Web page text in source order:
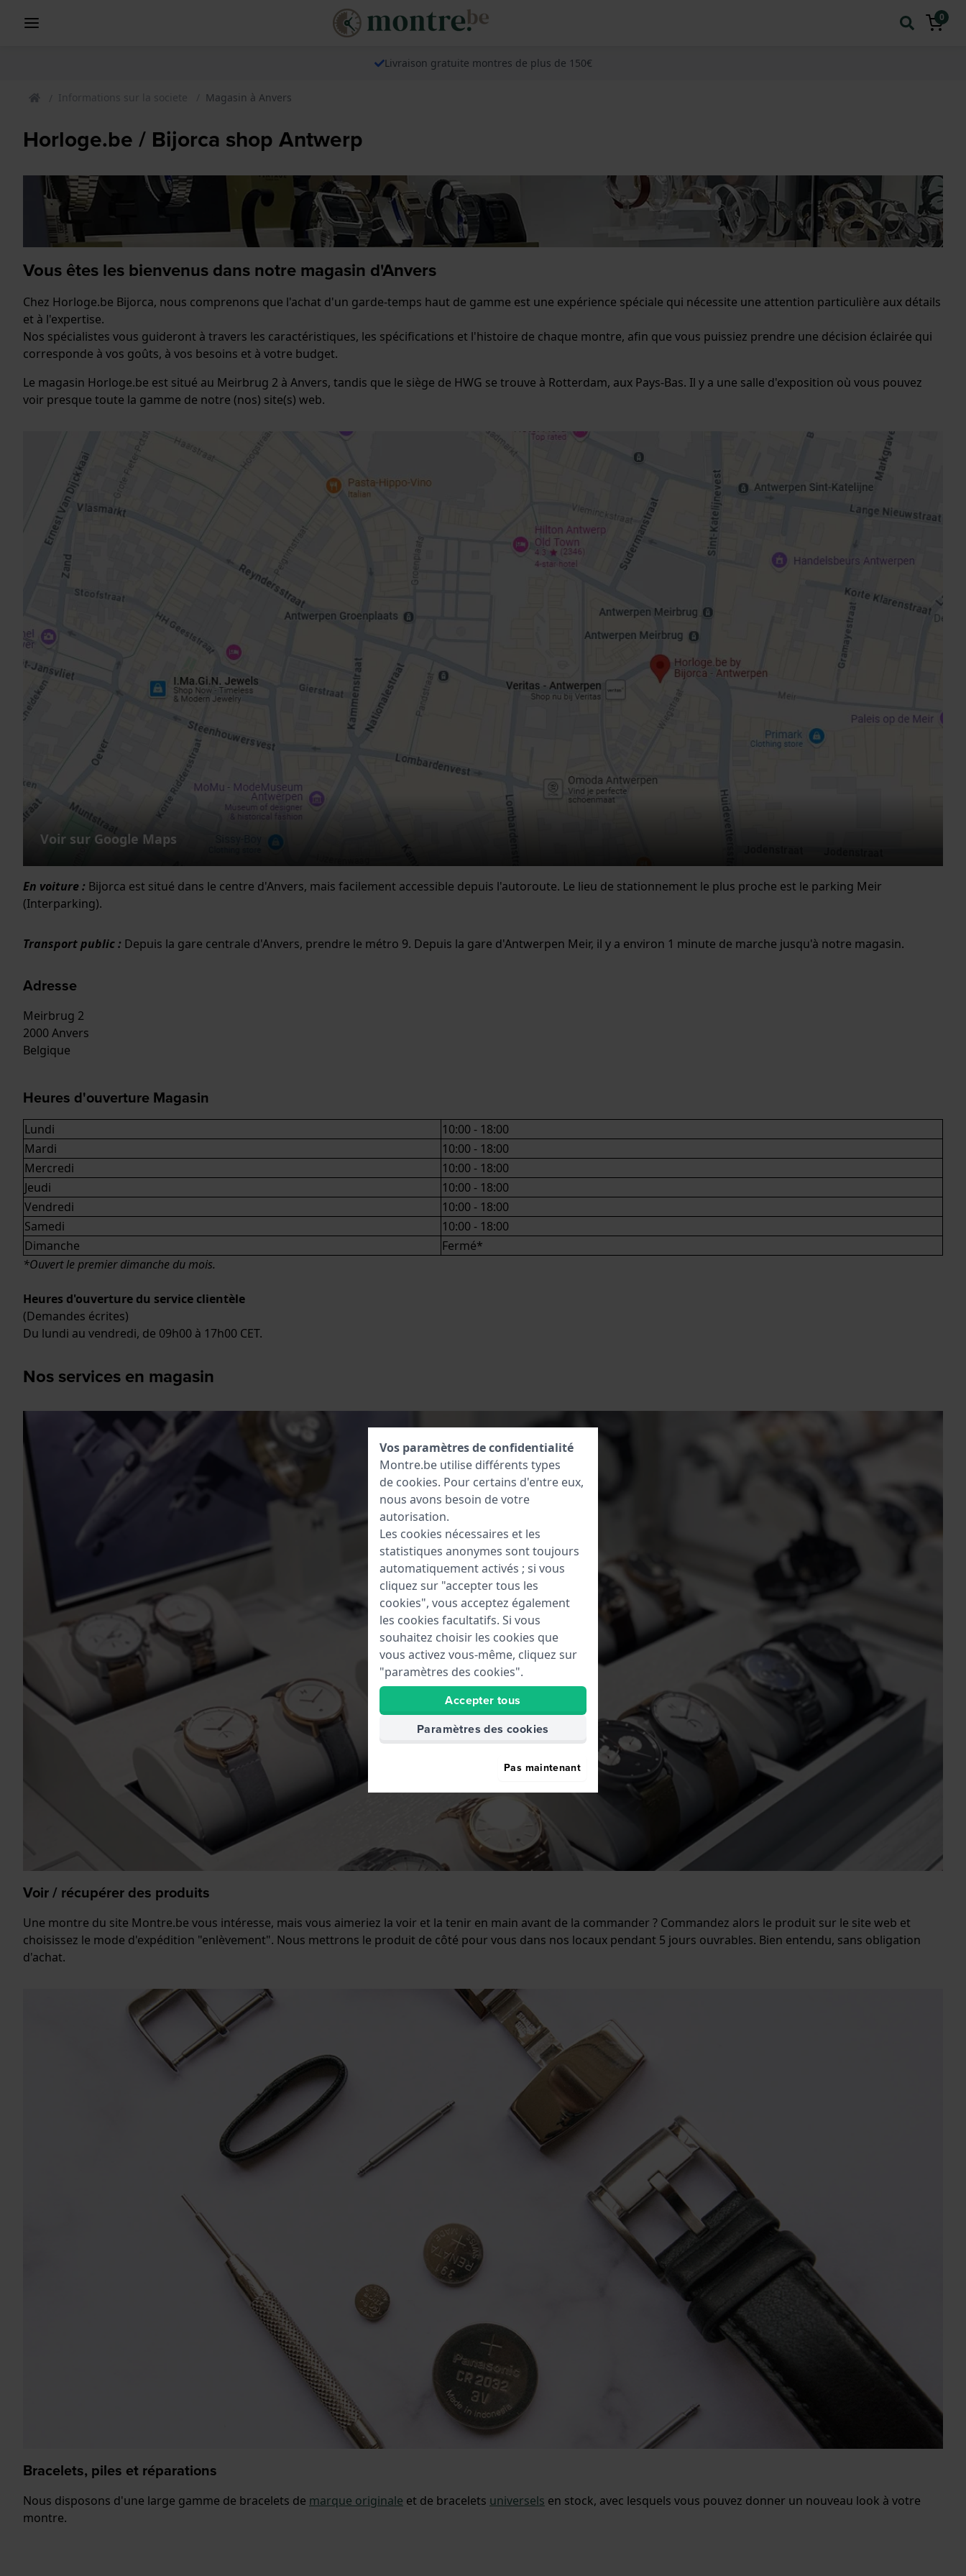
0
Livraison gratuite montres de plus de 150€
Informations sur la societe Magasin à Anvers
Horloge.be / Bijorca shop Antwerp
Vous êtes les bienvenus dans notre magasin d'Anvers
Chez Horloge.be Bijorca, nous comprenons que l'achat d'un garde-temps haut de gamme est une expérience spéciale qui nécessite une attention particulière aux détails
et à l'expertise.
Nos spécialistes vous guideront à travers les caractéristiques, les spécifications et l'histoire de chaque montre, afin que vous puissiez prendre une décision éclairée qui
corresponde à vos goûts, à vos besoins et à votre budget.
Le magasin Horloge.be est situé au Meirbrug 2 à Anvers, tandis que le siège de HWG se trouve à Rotterdam, aux Pays-Bas. Il y a une salle d'exposition où vous pouvez
voir presque toute la gamme de notre (nos) site(s) web.
Voir sur Google Maps
En voiture : Bijorca est situé dans le centre d'Anvers, mais facilement accessible depuis l'autoroute. Le lieu de stationnement le plus proche est le parking Meir
(Interparking).
Transport public : Depuis la gare centrale d'Anvers, prendre le métro 9. Depuis la gare d'Antwerpen Meir, il y a environ 1 minute de marche jusqu'à notre magasin.
Adresse
Meirbrug 2
2000 Anvers
Belgique
Heures d'ouverture Magasin
Lundi
10:00 - 18:00
Mardi
10:00 - 18:00
Mercredi
10:00 - 18:00
Jeudi
10:00 - 18:00
Vendredi
10:00 - 18:00
Samedi
10:00 - 18:00
Dimanche
Fermé*
*Ouvert le premier dimanche du mois.
Heures d'ouverture du service clientèle
(Demandes écrites)
Du lundi au vendredi, de 09h00 à 17h00 CET.
Nos services en magasin
Voir / récupérer des produits
Une montre du site Montre.be vous intéresse, mais vous aimeriez la voir et la tenir en main avant de la commander ? Commandez alors le produit sur le site web et
choisissez le mode d'expédition "enlèvement". Nous mettrons le produit de côté pour vous dans nos locaux pendant 5 jours ouvrables. Bien entendu, sans obligation
d'achat.
Bracelets, piles et réparations
Nous disposons d'une large gamme de bracelets de marque originale et de bracelets universels en stock, avec lesquels vous pouvez donner un nouveau look à votre
montre.
Vos paramètres de confidentialité
Montre.be utilise différents types
de cookies. Pour certains d'entre eux,
nous avons besoin de votre
autorisation.
Les cookies nécessaires et les
statistiques anonymes sont toujours
automatiquement activés ; si vous
cliquez sur "accepter tous les
cookies", vous acceptez également
les cookies facultatifs. Si vous
souhaitez choisir les cookies que
vous activez vous-même, cliquez sur
"paramètres des cookies".
Accepter tous
Paramètres des cookies
Pas maintenant